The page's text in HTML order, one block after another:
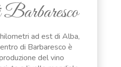
ad est di Alba,
di Barbaresco è
del vino